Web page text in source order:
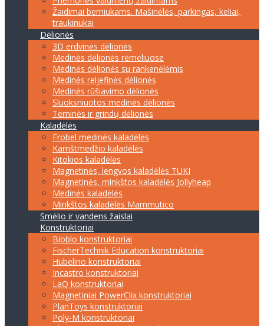
Žaidimai berniukams. Mašinėlės, parkingas, keliai,
traukinukai
Dėlionės
3D erdvinės dėlionės
Medinės dėlionės rėmeliuose
Medinės dėlionės su rankenėlėmis
Medinės reljefinės dėlionės
Medinės rūšiavimo dėlionės
Sluoksniuotos medinės dėlionės
Teminės ir grindų dėlionės
Kaladėlės
Frobel medinės kaladėlės
Kamštmedžio kaladėlės
Kitokios kaladėlės
Magnetinės, lengvos kaladėlės TUKI
Magnetinės, minkštos kaladėlės Jollyheap
Medinės kaladėlės
Minkštos kaladėlės Mammutico
Smėlio ir vandens žaislai
Konstruktoriai
Bioblo konstruktoriai
FischerTechnik Education konstruktoriai
Hubelino konstruktoriai
Incastro konstruktoriai
LaQ konstruktoriai
Magnetiniai PowerClix konstruktoriai
PlanToys konstruktoriai
Poly-M konstruktoriai